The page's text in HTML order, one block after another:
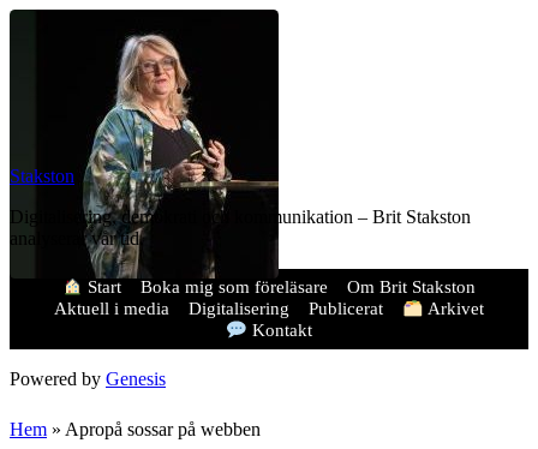
Stakston
Digitalisering, demokrati och kommunikation – Brit Stakston
analyserar vår tid.
Start Boka mig som föreläsare
Om Brit Stakston
Aktuell i media
Digitalisering Publicerat
Arkivet
Kontakt
Powered by Genesis
Hem » Apropå sossar på webben